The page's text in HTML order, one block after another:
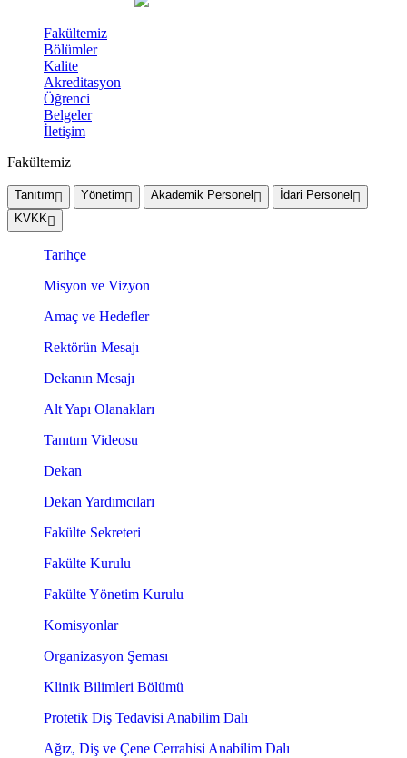
Fakültemiz
Bölümler
Kalite
Akreditasyon
Öğrenci
Belgeler
İletişim
Fakültemiz
Tanıtım Yönetim Akademik Personel
İdari Personel
KVKK
Tarihçe
Misyon ve Vizyon
Amaç ve Hedefler
Rektörün Mesajı
Dekanın Mesajı
Alt Yapı Olanakları
Tanıtım Videosu
Dekan
Dekan Yardımcıları
Fakülte Sekreteri
Fakülte Kurulu
Fakülte Yönetim Kurulu
Komisyonlar
Organizasyon Şeması
Klinik Bilimleri Bölümü
Protetik Diş Tedavisi Anabilim Dalı
Ağız, Diş ve Çene Cerrahisi Anabilim Dalı